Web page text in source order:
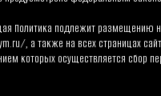
, а также на всех страницах
которых осуществляется сбор